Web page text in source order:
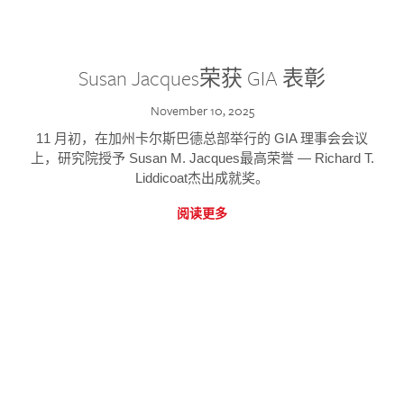
Susan Jacques荣获 GIA 表彰
November 10, 2025
11 月初，在加州卡尔斯巴德总部举行的 GIA 理事会会议
上，研究院授予 Susan M. Jacques最高荣誉 — Richard T.
Liddicoat杰出成就奖。
阅读更多